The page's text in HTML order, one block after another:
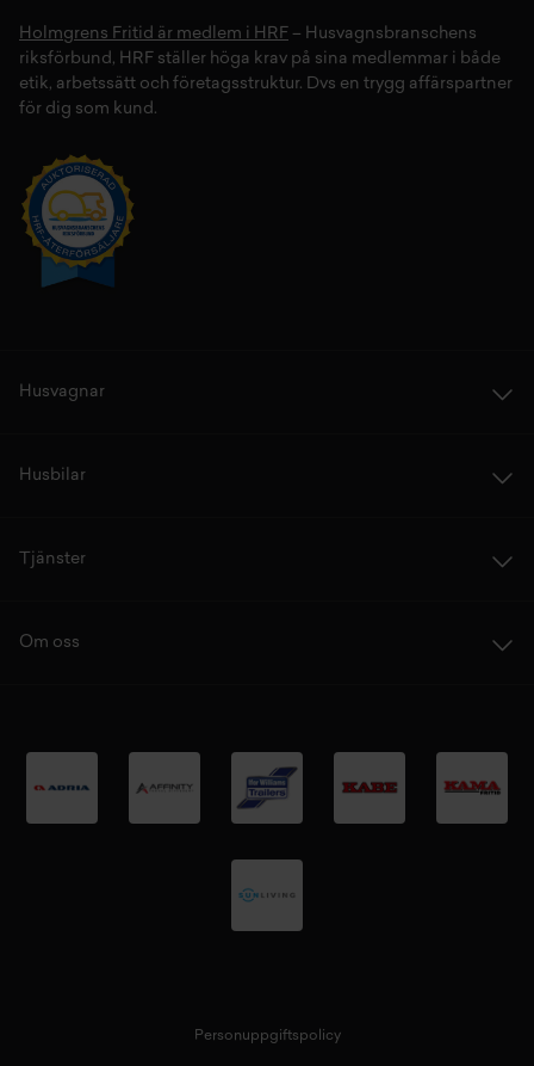
Holmgrens Fritid är medlem i HRF – Husvagnsbranschens
riksförbund, HRF ställer höga krav på sina medlemmar i både
etik, arbetssätt och företagsstruktur. Dvs en trygg affärspartner
för dig som kund.
Husvagnar
Husbilar
Tjänster
Om oss
Personuppgiftspolicy